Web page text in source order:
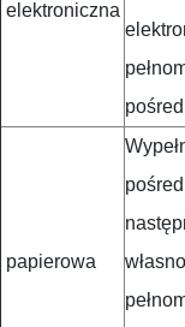
elektroniczna
papierowa